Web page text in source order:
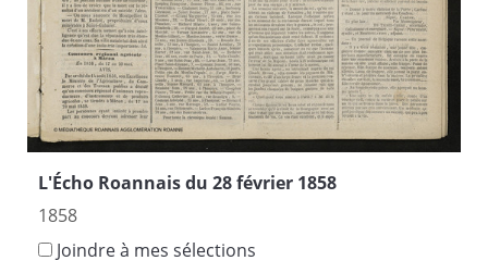
L'Écho Roannais du 28 février 1858
1858
Joindre à mes sélections